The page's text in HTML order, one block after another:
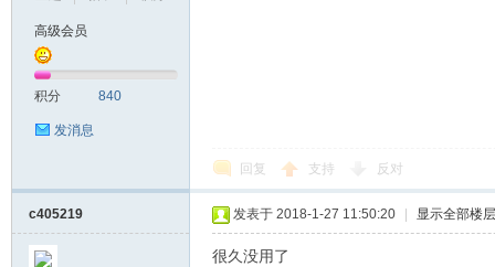
高级会员
积分 840
发消息
回复 支持 反对
c405219 发表于 2018-1-27 11:50:20 显示全部楼层
很久没用了